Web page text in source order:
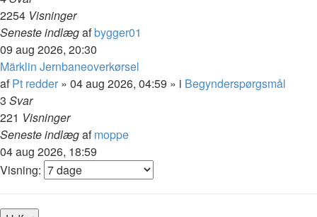
2254 Visninger
Seneste indlægafbygger01
09 aug 2026, 20:30
Märklin Jernbaneoverkørsel
afPt redder » 04 aug 2026, 04:59 » i Begynderspørgsmål
3 Svar
221 Visninger
Seneste indlægafmoppe
04 aug 2026, 18:59
Visning: